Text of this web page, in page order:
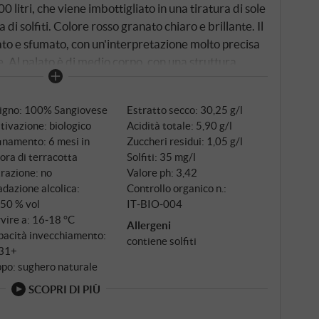
litri, che viene imbottigliato in una tiratura di sole
di solfiti. Colore rosso granato chiaro e brillante. Il
e sfumato, con un'interpretazione molto precisa
Al palato è di medio corpo, con una struttura
autentico di Sangiovese con una vena salina. Il
SUPERIORE.DE
100% Sangiovese
biologico
6 mesi in
di terracotta
no
alcolica:
% vol
a: 16‑18 °C
invecchiamento:
sughero naturale
Estratto secco: 30,25 g/l
Acidità totale: 5,90 g/l
Zuccheri residui: 1,05 g/l
Solfiti: 35 mg/l
Valore ph: 3,42
Controllo organico n.:
IT‑BIO‑004
Allergeni
contiene solfiti
SCOPRI DI PIÙ